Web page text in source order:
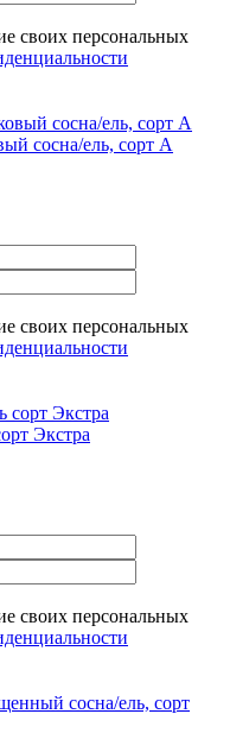
своих персональных
сосна/ель, сорт А
своих персональных
Экстра
своих персональных